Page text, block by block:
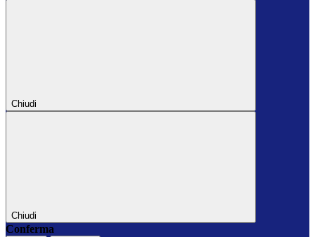
Chiudi
Chiudi
Conferma